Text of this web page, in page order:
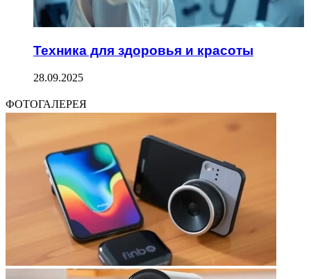
Техника для здоровья и красоты
28.09.2025
ФОТОГАЛЕРЕЯ